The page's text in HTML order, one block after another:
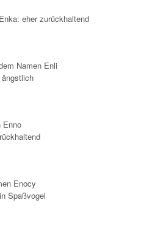
eher zurückhaltend
Namen Enli
Enno
Enocy
Spaßvogel